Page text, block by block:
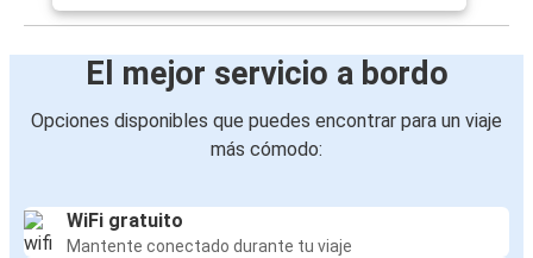
El mejor servicio a bordo
Opciones disponibles que puedes encontrar para un viaje
más cómodo:
WiFi gratuito
Mantente conectado durante tu viaje